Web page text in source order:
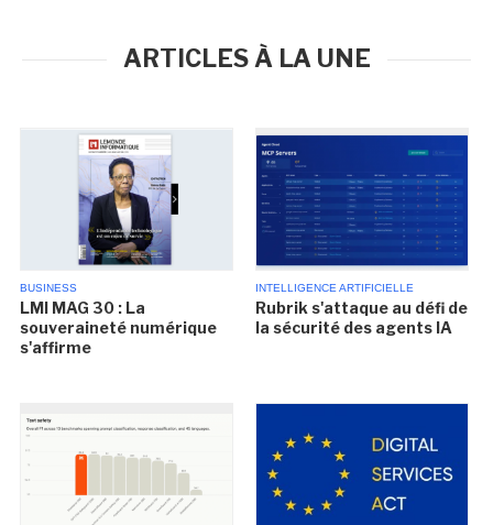
ARTICLES À LA UNE
BUSINESS
LMI MAG 30 : La
souveraineté numérique
s'affirme
INTELLIGENCE ARTIFICIELLE
Rubrik s'attaque au défi de
la sécurité des agents IA